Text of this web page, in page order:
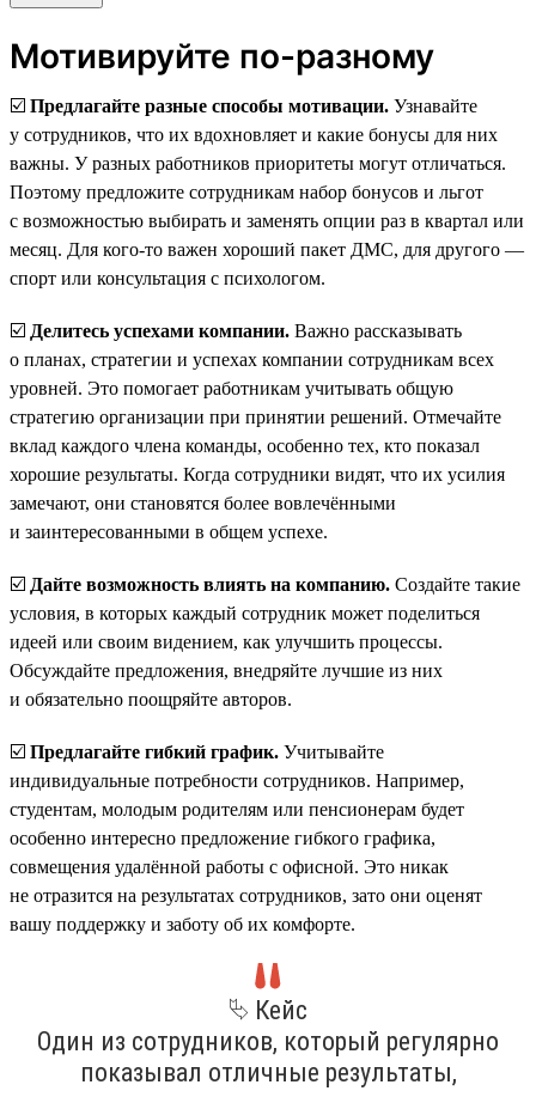
Мотивируйте по-разному
☑️ Предлагайте разные способы мотивации. Узнавайте
у сотрудников, что их вдохновляет и какие бонусы для них
важны. У разных работников приоритеты могут отличаться.
Поэтому предложите сотрудникам набор бонусов и льгот
с возможностью выбирать и заменять опции раз в квартал или
месяц. Для кого-то важен хороший пакет ДМС, для другого —
спорт или консультация с психологом.
☑️ Делитесь успехами компании. Важно рассказывать
о планах, стратегии и успехах компании сотрудникам всех
уровней. Это помогает работникам учитывать общую
стратегию организации при принятии решений. Отмечайте
вклад каждого члена команды, особенно тех, кто показал
хорошие результаты. Когда сотрудники видят, что их усилия
замечают, они становятся более вовлечёнными
и заинтересованными в общем успехе.
☑️ Дайте возможность влиять на компанию. Создайте такие
условия, в которых каждый сотрудник может поделиться
идеей или своим видением, как улучшить процессы.
Обсуждайте предложения, внедряйте лучшие из них
и обязательно поощряйте авторов.
☑️ Предлагайте гибкий график. Учитывайте
индивидуальные потребности сотрудников. Например,
студентам, молодым родителям или пенсионерам будет
особенно интересно предложение гибкого графика,
совмещения удалённой работы с офисной. Это никак
не отразится на результатах сотрудников, зато они оценят
вашу поддержку и заботу об их комфорте.
⮱ Кейс
Один из сотрудников, который регулярно
показывал отличные результаты,